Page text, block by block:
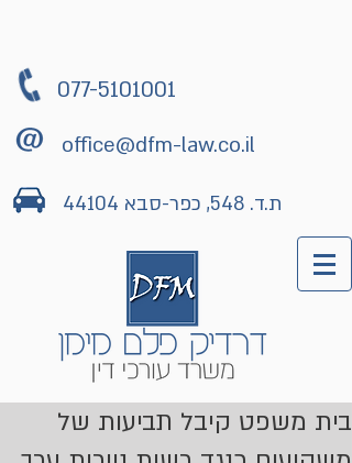
077-5101001
office@dfm-law.co.il
ת.ד. 548, כפר-סבא 44104
בית משפט קיבל תביעות של